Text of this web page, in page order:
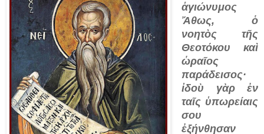
ἁγιώνυμος
Ἄθως, ὁ
νοητὸς τῆς
Θεοτόκου καὶ
ὡραῖος
παράδεισος·
ἰδοὺ γὰρ ἐν
ταῖς ὑπωρείαις
σου
ἐξήνθησαν